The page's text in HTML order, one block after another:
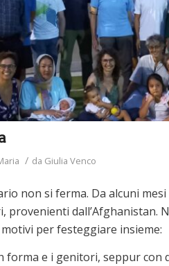
/ da Giulia Venco
non si ferma. Da alcuni
dall’Afghanistan.
per festeggiare insieme:
forma e i genitori, seppur